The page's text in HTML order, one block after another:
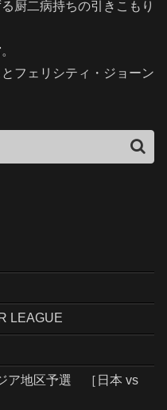
厨二病持ちの引きこもり
フェリシティ・ジョーン
LEAGUE
ア地区予選 ［日本 vs